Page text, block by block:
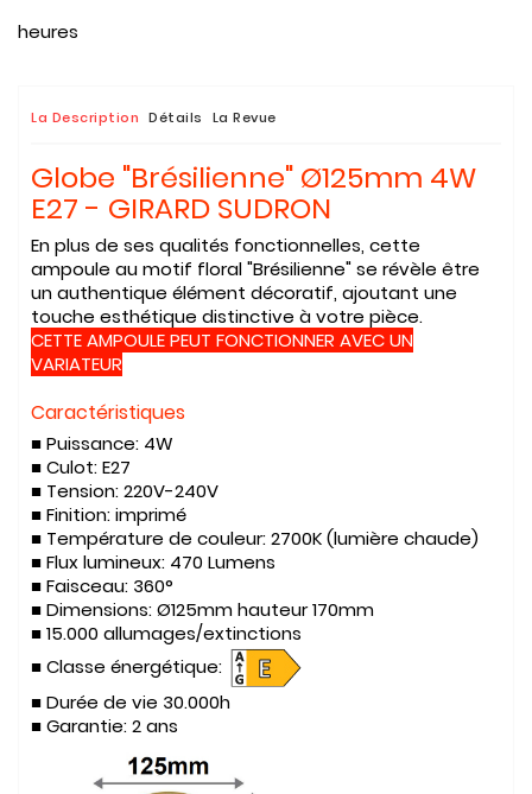
heures
La Description Détails La Revue
Globe "Brésilienne" Ø125mm 4W
E27 - GIRARD SUDRON
En plus de ses qualités fonctionnelles, cette
ampoule au motif floral "Brésilienne" se révèle être
un authentique élément décoratif, ajoutant une
touche esthétique distinctive à votre pièce.
CETTE AMPOULE PEUT FONCTIONNER AVEC UN
VARIATEUR
Caractéristiques
■ Puissance: 4W
■ Culot:E27
■ Tension:220V-240V
■ Finition: imprimé
■ Température de couleur:2700K (lumière chaude)
■ Flux lumineux: 470 Lumens
■ Faisceau: 360°
■ Dimensions:Ø125mm hauteur 170mm
■15.000 allumages/extinctions
■ Classe énergétique:
■Durée de vie 30.000h
■ Garantie:2 ans